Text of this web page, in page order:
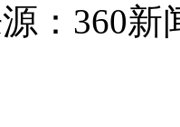
：360新